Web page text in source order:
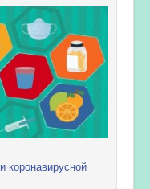
коронавирусной